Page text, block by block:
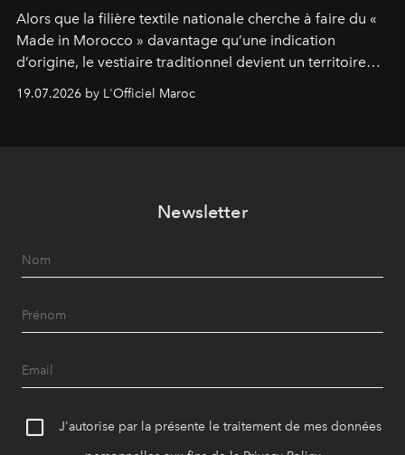
Alors que la filière textile nationale cherche à faire du «
Made in Morocco » davantage qu’une indication
d’origine, le vestiaire traditionnel devient un territoire
d’expérimentation. Avec Néo Beldi, Diamantine en
révise les proportions et les usages pour l’inscrire dans
19.07.2026 by L'Officiel Maroc
Newsletter
J'autorise par la présente le traitement de mes données